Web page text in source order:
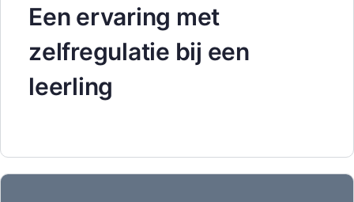
Een ervaring met
zelfregulatie bij een
leerling